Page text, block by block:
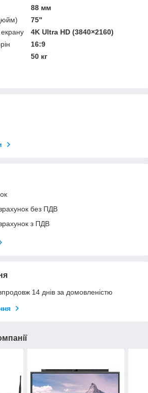
88 мм
75"
екрану
4K Ultra HD (3840×2160)
16:9
50 кг
без ПДВ
з ПДВ
14 днів за домовленістю